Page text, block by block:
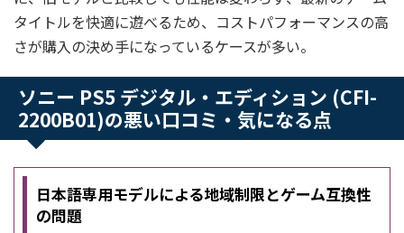
タイトルを快適に遊べるため、コストパフォーマンスの高
さが購入の決め手になっているケースが多い。
ソニー PS5 デジタル・エディション (CFI-
2200B01)の悪い口コミ・気になる点
日本語専用モデルによる地域制限とゲーム互換性
の問題